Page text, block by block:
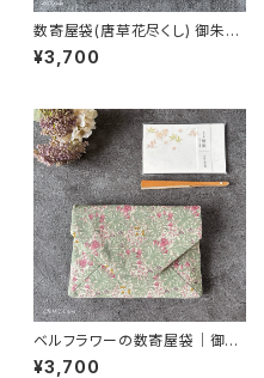
数寄屋袋(唐草花尽くし) 御朱印
帳入れ 和柄ポーチ Sukiyaba
g
¥3,700
ベルフラワーの数寄屋袋｜御朱
印帳入れ・茶道
¥3,700